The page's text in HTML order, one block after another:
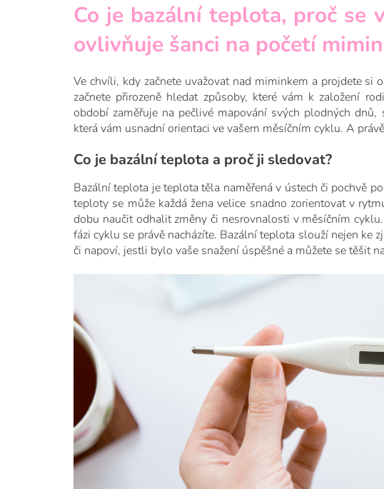
Co je bazální teplota, proč se
ovlivňuje šanci na početí
Ve chvíli, kdy začnete uvažovat nad miminkem a projdete si
začnete přirozeně hledat způsoby, které vám k založení
období zaměřuje na pečlivé mapování svých plodných
která vám usnadní orientaci ve vašem měsíčním cyklu. A
Co je bazální teplota a proč ji sledovat?
Bazální teplota je teplota těla naměřená v ústech či pochvě
teploty se může každá žena velice snadno zorientovat v
dobu naučit odhalit změny či nesrovnalosti v měsíčním
fázi cyklu se právě nacházíte. Bazální teplota slouží nejen ke
či napoví, jestli bylo vaše snažení úspěšné a můžete se těšit